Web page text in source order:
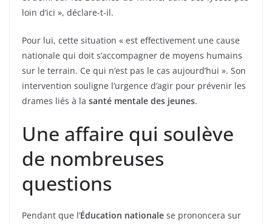
loin d’ici », déclare-t-il.
Pour lui, cette situation « est effectivement une cause
nationale qui doit s’accompagner de moyens humains
sur le terrain. Ce qui n’est pas le cas aujourd’hui ». Son
intervention souligne l’urgence d’agir pour prévenir les
drames liés à la santé mentale des jeunes.
Une affaire qui soulève
de nombreuses
questions
Pendant que l’Éducation nationale se prononcera sur